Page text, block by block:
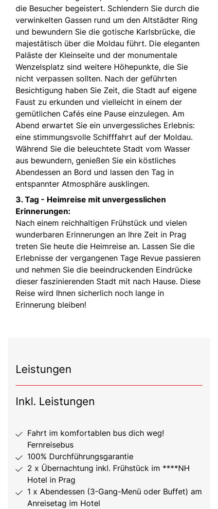
die Besucher begeistert. Schlendern Sie durch die
verwinkelten Gassen rund um den Altstädter Ring
und bewundern Sie die gotische Karlsbrücke, die
majestätisch über die Moldau führt. Die eleganten
Paläste der Kleinseite und der monumentale
Wenzelsplatz sind weitere Höhepunkte, die Sie
nicht verpassen sollten. Nach der geführten
Besichtigung haben Sie Zeit, die Stadt auf eigene
Faust zu erkunden und vielleicht in einem der
gemütlichen Cafés eine Pause einzulegen. Am
Abend erwartet Sie ein unvergessliches Erlebnis:
eine stimmungsvolle Schifffahrt auf der Moldau.
Während Sie die beleuchtete Stadt vom Wasser
aus bewundern, genießen Sie ein köstliches
Abendessen an Bord und lassen den Tag in
entspannter Atmosphäre ausklingen.
3. Tag - Heimreise mit unvergesslichen
Erinnerungen:
Nach einem reichhaltigen Frühstück und vielen
wunderbaren Erinnerungen an Ihre Zeit in Prag
treten Sie heute die Heimreise an. Lassen Sie die
Erlebnisse der vergangenen Tage Revue passieren
und nehmen Sie die beeindruckenden Eindrücke
dieser faszinierenden Stadt mit nach Hause. Diese
Reise wird Ihnen sicherlich noch lange in
Erinnerung bleiben!
Leistungen
Inkl. Leistungen
Fahrt im komfortablen bus dich weg!
Fernreisebus
100% Durchführungsgarantie
2 x Übernachtung inkl. Frühstück im ****NH
Hotel in Prag
1 x Abendessen (3-Gang-Menü oder Buffet) am
Anreisetag im Hotel